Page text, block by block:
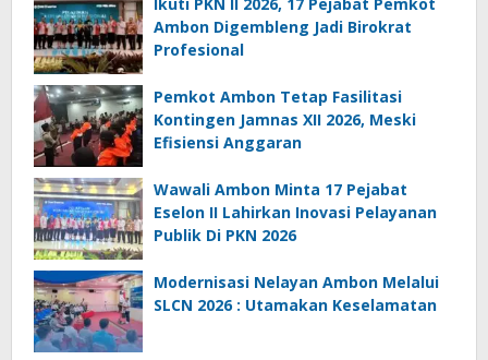
Ambon Digembleng Jadi Birokrat
Profesional
Pemkot Ambon Tetap Fasilitasi
Kontingen Jamnas XII 2026, Meski
Efisiensi Anggaran
Wawali Ambon Minta 17 Pejabat
Eselon II Lahirkan Inovasi Pelayanan
Publik Di PKN 2026
Modernisasi Nelayan Ambon Melalui
SLCN 2026 : Utamakan Keselamatan